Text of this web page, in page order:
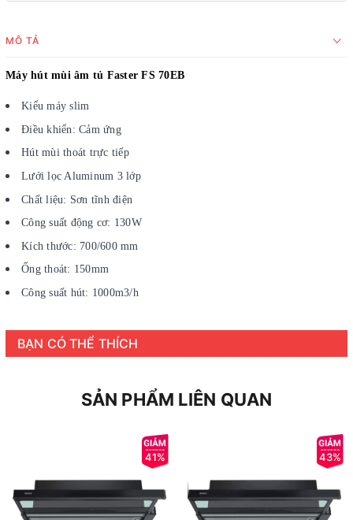
MÔ TẢ
Máy hút mùi âm tủ Faster FS 70EB
Kiểu máy slim
Điều khiển: Cảm ứng
Hút mùi thoát trực tiếp
Lưới lọc Aluminum 3 lớp
Chất liệu: Sơn tĩnh điện
Công suất động cơ: 130W
Kích thước: 700/600 mm
Ống thoát: 150mm
Công suất hút: 1000m3/h
BẠN CÓ THỂ THÍCH
SẢN PHẨM LIÊN QUAN
41% 43%